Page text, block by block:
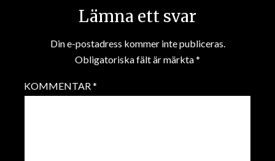
Lämna ett svar
Din e-postadress kommer inte publiceras.
Obligatoriska fält är märkta*
KOMMENTAR*